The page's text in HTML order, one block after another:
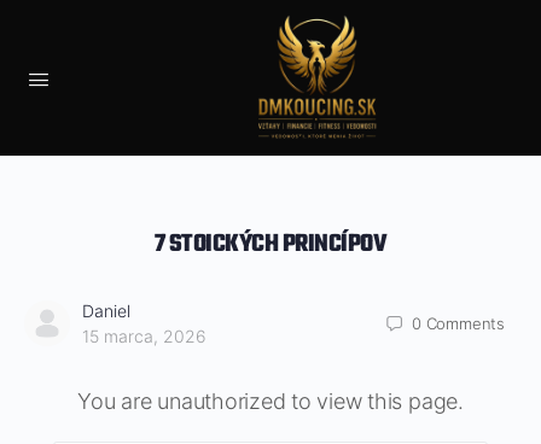
7 STOICKÝCH PRINCÍPOV
Daniel
15 marca, 2026
0 Comments
You are unauthorized to view this page.